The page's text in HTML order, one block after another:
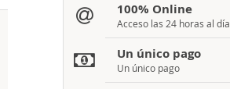
100% Online
Acceso las 24 horas al día
Un único pago
Un único pago